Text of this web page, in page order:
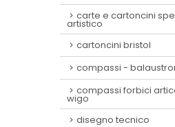
carte e cartoncini
artistico
cartoncini bristol
compassi -
compassi forbici
wigo
disegno tecnico